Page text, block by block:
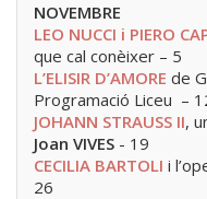
NOVEMBRE
LEO NUCCI i PIERO
que cal conèixer – 5
L’ELISIR D’AMORE de
Programació Liceu –
JOHANN STRAUSS II,
Joan VIVES - 19
CECILIA BARTOLI i
26